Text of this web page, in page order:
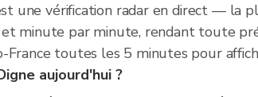
une vérification radar en direct —
minute par minute, rendant toute
toutes les 5 minutes pour
aujourd'hui ?